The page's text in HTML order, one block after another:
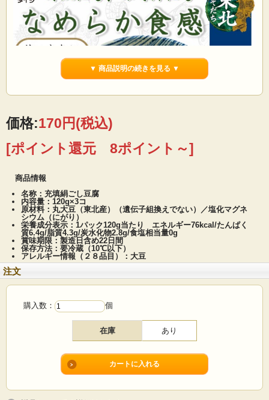
▼ 商品説明の続きを見る ▼
価格:170円(税込)
[ポイント還元 8ポイント～]
商品情報
名称：充填絹ごし豆腐
内容量：120g×3コ
原材料：丸大豆（東北産）（遺伝子組換えでない）／塩化マグネ
シウム（にがり）
栄養成分表示：1パック120g当たり エネルギー76kcal/たんぱく
質6.4g/脂質4.3g/炭水化物2.8g/食塩相当量0g
賞味期限：製造日含め22日間
保存方法：要冷蔵（10℃以下）
アレルギー情報（２８品目）：大豆
注文
購入数： 個
在庫 あり